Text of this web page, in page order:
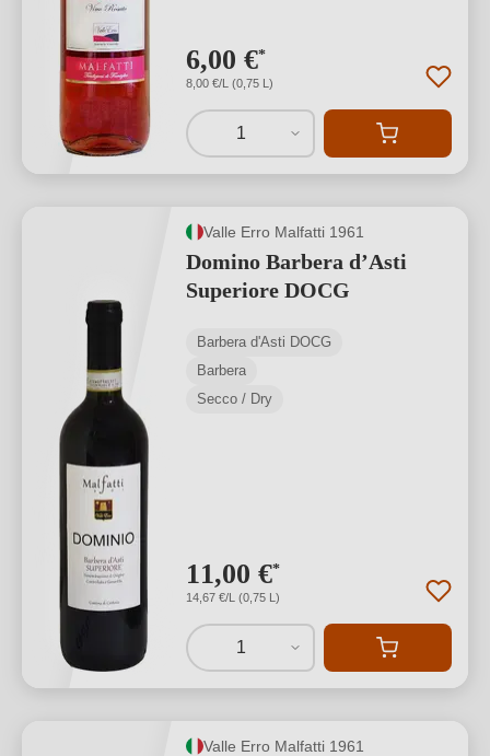
6,00 €*
8,00 €/L (0,75 L)
1
Valle Erro Malfatti 1961
Domino Barbera d’Asti
Superiore DOCG
Barbera d'Asti DOCG
Barbera
Secco / Dry
11,00 €*
14,67 €/L (0,75 L)
1
Valle Erro Malfatti 1961